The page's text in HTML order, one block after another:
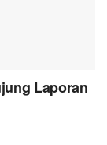
Laporan